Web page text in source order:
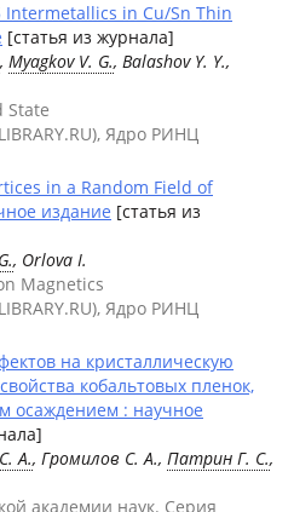
Intermetallics in Cu/Sn Thin
[статья из журнала]
, Myagkov V. G., Balashov Y. Y.,
State
Ядро РИНЦ
in a Random Field of
издание [статья из
, Orlova I.
Magnetics
Ядро РИНЦ
на кристаллическую
кобальтовых пленок,
осаждением : научное
А., Громилов С. А., Патрин Г. С.,
академии наук. Серия